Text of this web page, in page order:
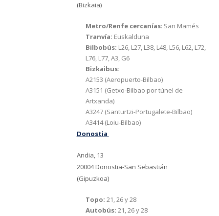
(Bizkaia)
Metro/Renfe cercanías: San Mamés
Tranvía: Euskalduna
Bilbobús: L26, L27, L38, L48, L56, L62, L72,
L76, L77, A3, G6
Bizkaibus:
A2153 (Aeropuerto-Bilbao)
A3151 (Getxo-Bilbao por túnel de
Artxanda)
A3247 (Santurtzi-Portugalete-Bilbao)
A3414 (Loiu-Bilbao)
Donostia
Andia, 13
20004 Donostia-San Sebastián
(Gipuzkoa)
Topo: 21, 26 y 28
Autobús: 21, 26 y 28